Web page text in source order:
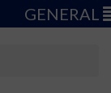
GENERAL